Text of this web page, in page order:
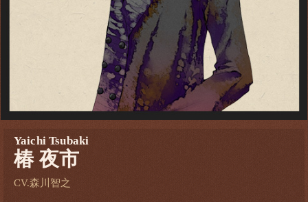
Yaichi Tsubaki
椿 夜市
CV.森川智之